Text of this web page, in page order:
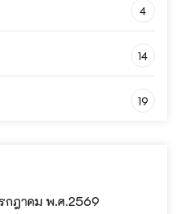
4
14
19
กฎาคม พ.ศ.2569